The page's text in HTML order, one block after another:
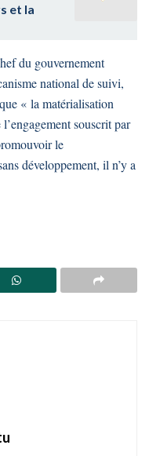
et la
du gouvernement
national de suivi,
« la matérialisation
souscrit par
le
développement, il n’y a